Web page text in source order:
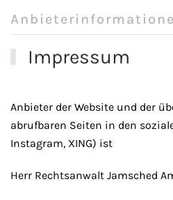
Impressum
Anbieter der Website und der
abrufbaren Seiten in den
Instagram, XING) ist
Herr Rechtsanwalt Jamsched